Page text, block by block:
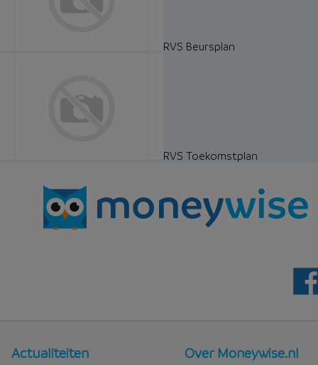
RVS Beursplan
RVS Toekomstplan
Nieuws
Actualiteiten
Over
Over Moneywise.nl